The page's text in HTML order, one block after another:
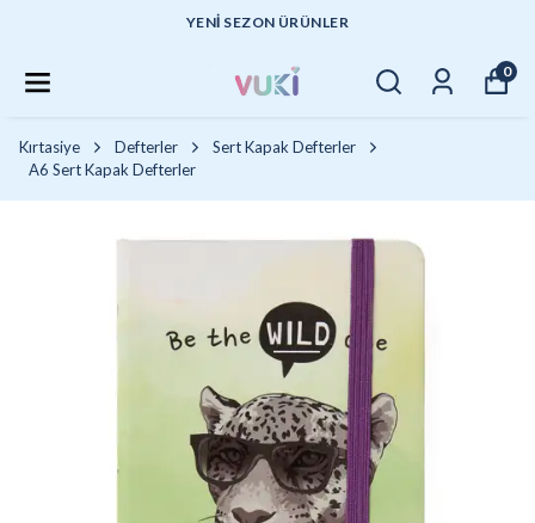
YENI SEZON ÜRÜNLER
0
Kırtasiye Defterler
Sert Kapak Defterler
A6 Sert Kapak Defterler